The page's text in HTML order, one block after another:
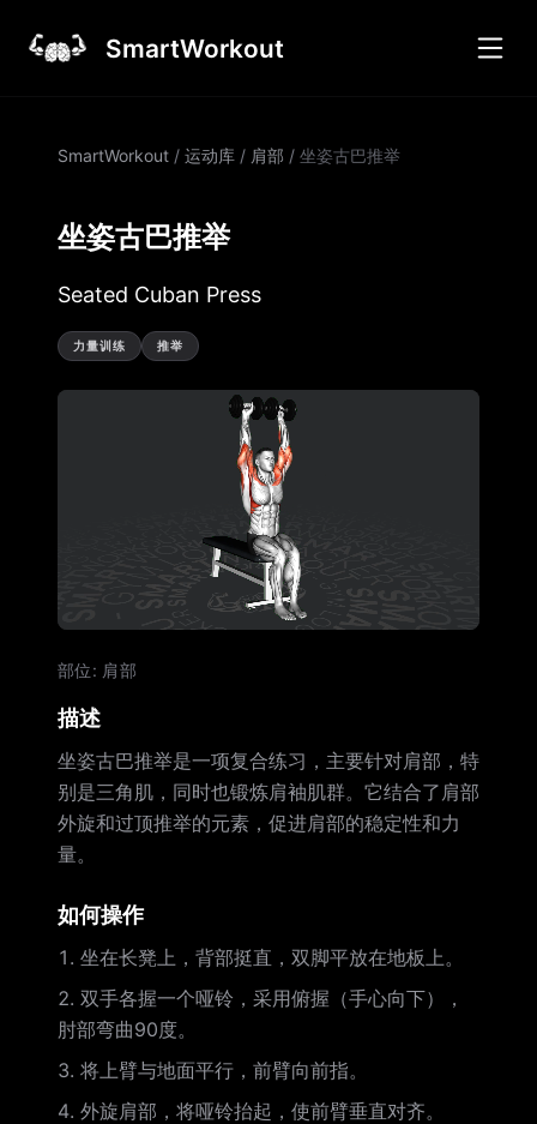
SmartWorkout
SmartWorkout / 运动库 / 肩部 / 坐姿古巴推举
坐姿古巴推举
Seated Cuban Press
力量训练 推举
部位: 肩部
描述
坐姿古巴推举是一项复合练习，主要针对肩部，特
别是三角肌，同时也锻炼肩袖肌群。它结合了肩部
外旋和过顶推举的元素，促进肩部的稳定性和力
量。
如何操作
坐在长凳上，背部挺直，双脚平放在地板上。
双手各握一个哑铃，采用俯握（手心向下），
肘部弯曲90度。
将上臂与地面平行，前臂向前指。
外旋肩部，将哑铃抬起，使前臂垂直对齐。